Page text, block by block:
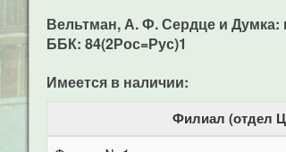
Вельтман, А. Ф. Сердце и Думка:
ББК: 84(2Рос=Рус)1
Имеется в наличии:
Филиал (отдел